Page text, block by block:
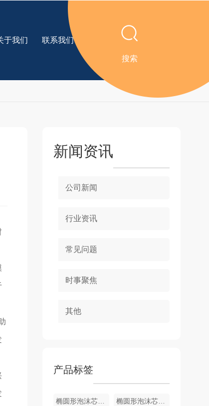
于我们 联系我们
搜索
新闻资讯
公司新闻
行业资讯
常见问题
时事聚焦
其他
产品标签
椭圆形泡沫芯模批发厂家 椭圆形泡沫芯模加工厂家